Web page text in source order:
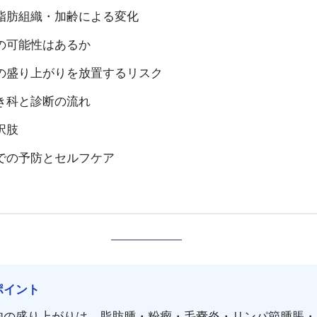
肪組織・加齢による変化
可能性はあるか
盛り上がりを放置するリスク
科と診断の流れ
肢
の予防とセルフケア
ント